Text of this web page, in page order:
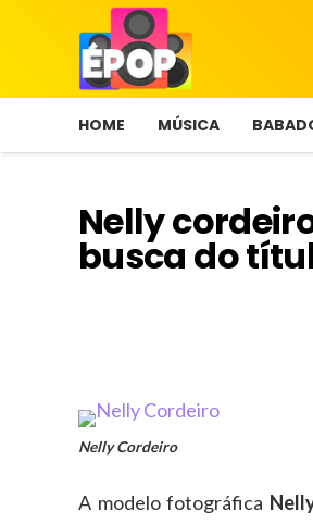
HOME MÚSICA
Nelly
busca do
Nelly Cordeiro
A modelo fotográfica